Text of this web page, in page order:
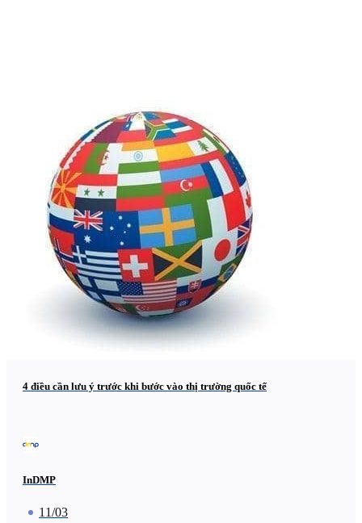
4 điều cần lưu ý trước khi bước vào thị trường quốc tế
InDMP
11/03